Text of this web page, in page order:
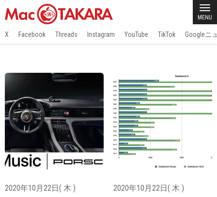
MENU
X Facebook Threads Instagram YouTube TikTok Googleニ
2020年10月22日( 木 ) 2020年10月22日( 木 )